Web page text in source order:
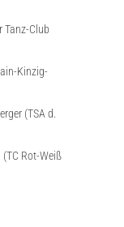
Tanz-Club
Kinzig-
(TSA d.
Rot-Weiß